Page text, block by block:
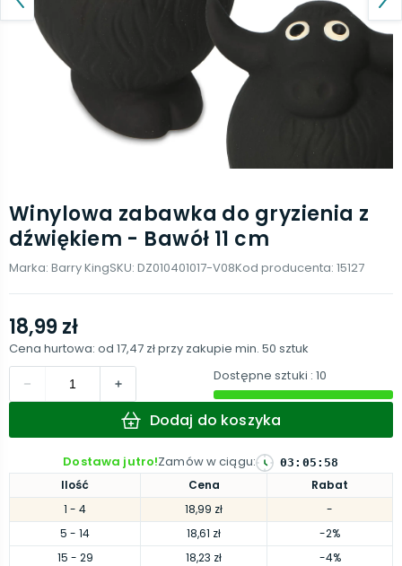
Winylowa zabawka do gryzienia z
dźwiękiem - Bawół 11 cm
Marka: Barry KingSKU: DZ010401017-V08Kod producenta: 15127
Ilość Cena
Rabat
1 - 4 18,99 zł
-
5 - 14 18,61 zł
-2%
15 - 29 18,23 zł
-4%
18,99 zł
Cena hurtowa: od 17,47 złprzy zakupie min. 50 sztuk
Dostępne sztuki : 10
Dodaj do koszyka
Dostawa jutro!Zamów w ciągu: 03 : 05 : 57